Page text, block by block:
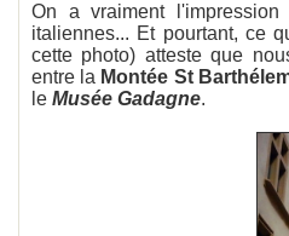
On a vraiment
italiennes... Et pourtant, ce
cette photo) atteste que
entre la Montée St
le Musée Gadagne.